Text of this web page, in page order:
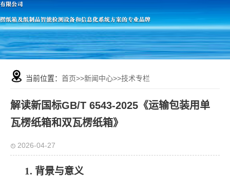
当前位置： 首页>>新闻中心>>技术专栏
解读新国标GB/T 6543-2025《运输包装用单
瓦楞纸箱和双瓦楞纸箱》
2026-04-27
1. 背景与意义